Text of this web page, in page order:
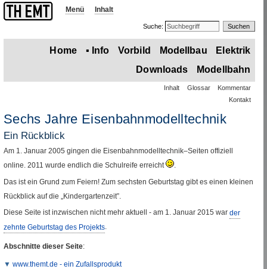
Menü Inhalt
Suche:
Home ▪ Info Vorbild Modellbau
Elektrik
Downloads
Modellbahn
Inhalt Glossar
Kommentar
Kontakt
Sechs Jahre Eisenbahnmodelltechnik
Ein Rückblick
Am 1. Januar 2005 gingen die Eisenbahnmodelltechnik–Seiten offiziell
online. 2011 wurde endlich die Schulreife erreicht
.
Das ist ein Grund zum Feiern! Zum sechsten Geburtstag gibt es einen kleinen
Rückblick auf die „Kindergartenzeit”.
Diese Seite ist inzwischen nicht mehr aktuell - am 1. Januar 2015 war der
zehnte Geburtstag des Projekts.
Abschnitte dieser Seite:
www.themt.de - ein Zufallsprodukt